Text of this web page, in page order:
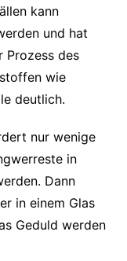
kann
und hat
Prozess des
wie
deutlich.
nur wenige
in
Dann
in einem Glas
Geduld werden